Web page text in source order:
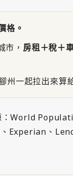
格。
市， 房租＋稅＋
州一起拉出來算
：World
、